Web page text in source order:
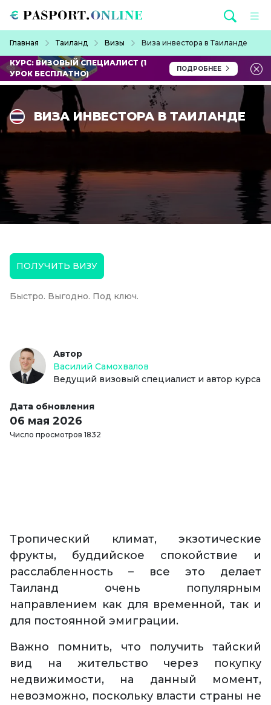
Главная Таиланд Визы Виза инвестора в Таиланде
КУРС: ВИЗОВЫЙ СПЕЦИАЛИСТ (1
УРОК БЕСПЛАТНО)
ПОДРОБНЕЕ
ВИЗА ИНВЕСТОРА В ТАИЛАНДЕ
ПОЛУЧИТЬ ВИЗУ
Быстро. Выгодно. Под ключ.
Автор
Василий Самохвалов
Ведущий визовый специалист и автор курса
Дата обновления
06 мая 2026
Число просмотров 1832
Тропический климат, экзотические
фрукты, буддийское спокойствие и
расслабленность – все это делает
Таиланд очень популярным
направлением как для временной, так и
для постоянной эмиграции.
Важно помнить, что получить тайский
вид на жительство через покупку
недвижимости, на данный момент,
невозможно, поскольку власти страны не